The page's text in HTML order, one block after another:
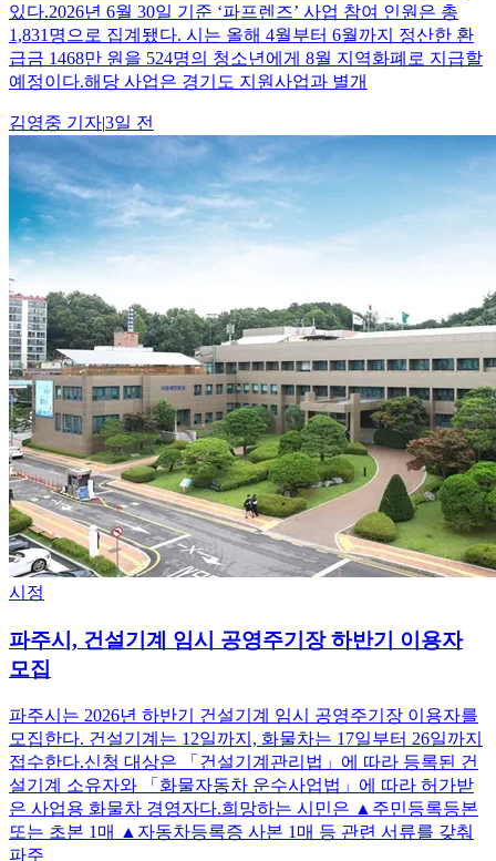
있다.2026년 6월 30일 기준 ‘파프렌즈’ 사업 참여 인원은 총
1,831명으로 집계됐다. 시는 올해 4월부터 6월까지 정산한 환
급금 1468만 원을 524명의 청소년에게 8월 지역화폐로 지급할
예정이다.해당 사업은 경기도 지원사업과 별개
김영중 기자|3일 전
시정
파주시, 건설기계 임시 공영주기장 하반기 이용자
모집
파주시는 2026년 하반기 건설기계 임시 공영주기장 이용자를
모집한다. 건설기계는 12일까지, 화물차는 17일부터 26일까지
접수한다.신청 대상은 「건설기계관리법」에 따라 등록된 건
설기계 소유자와 「화물자동차 운수사업법」에 따라 허가받
은 사업용 화물차 경영자다.희망하는 시민은 ▲주민등록등본
또는 초본 1매 ▲자동차등록증 사본 1매 등 관련 서류를 갖춰
파주